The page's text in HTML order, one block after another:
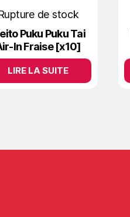
de stock
Puku Puku Tai
In Fraise [x10]
LIRE LA SUITE